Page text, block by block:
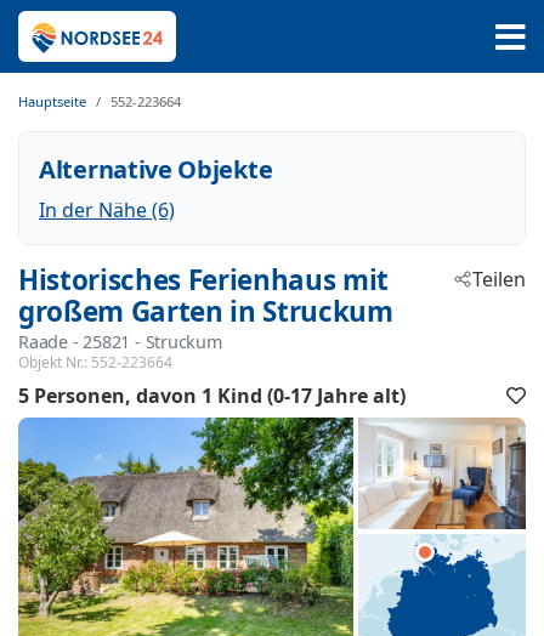
Hauptseite 552-223664
Alternative Objekte
In der Nähe (6)
Historisches Ferienhaus mit
großem Garten in Struckum
Raade - 25821 - Struckum
Objekt Nr.: 552-223664
Teilen
5 Personen davon 1 Kind (0-17 Jahre alt)